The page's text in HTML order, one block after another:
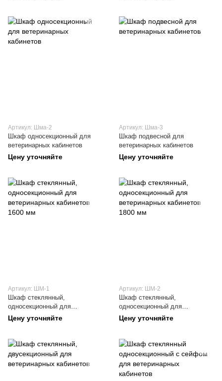
Артикул: Шма-2
Шкаф односекционный для
ветеринарных кабинетов
Цену уточняйте
Артикул: Шма-3
Шкаф подвесной для
ветеринарных кабинетов
Цену уточняйте
Артикул: ШМ-1
Шкаф стеклянный,
односекционный для
ветеринарных кабинетов 1600
мм
Цену уточняйте
Артикул: ШМ-2
Шкаф стеклянный,
односекционный для
ветеринарных кабинетов 1800
мм
Цену уточняйте